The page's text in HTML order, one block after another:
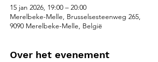
15 jan 2026, 19:00 – 20:00
Merelbeke-Melle, Brusselsesteenweg 265,
9090 Merelbeke-Melle, België
Over het evenement